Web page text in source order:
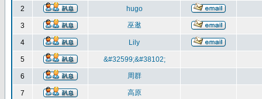
2 hugo
3 巫逖
4 Lily
5 &#32599;&#38102;
6 周群
7 高原